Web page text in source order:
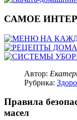
САМОЕ
Автор:
Рубрика:
Правила
масел